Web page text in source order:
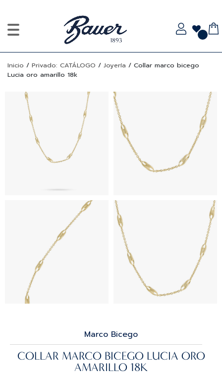
Inicio / Privado: CATÁLOGO / Joyería / Collar marco bicego
Lucia oro amarillo 18k
Marco Bicego
COLLAR MARCO BICEGO LUCIA ORO
AMARILLO 18K